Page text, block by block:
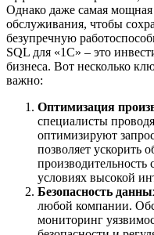
Однако даже самая мощная
обслуживания, чтобы
безупречную
SQL для «1С» – это
бизнеса. Вот несколько
важно:
Оптимизация
специалисты
оптимизируют
позволяет ускорить
производительность
условиях высокой
Безопасность
любой компании.
мониторинг